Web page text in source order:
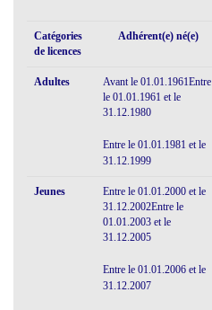
Catégories
de licences
Adhérent(e) né(e)
Adultes
Avant le 01.01.1961Entre
le 01.01.1961 et le
31.12.1980
Entre le 01.01.1981 et le
31.12.1999
Jeunes
Entre le 01.01.2000 et le
31.12.2002Entre le
01.01.2003 et le
31.12.2005
Entre le 01.01.2006 et le
31.12.2007